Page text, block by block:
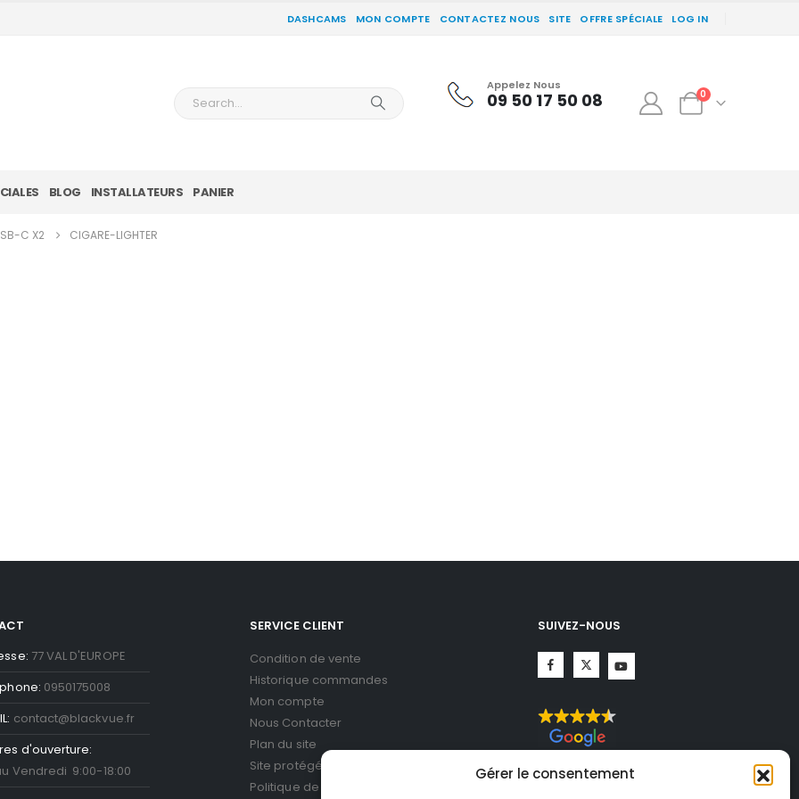
Gérer le consentement
DASHCAMS MON COMPTE CONTACTEZ NOUS SITE OFFRE SPÉCIALE LOG IN
Appelez Nous
09 50 17 50 08 0
BLOG INSTALLATEURS PANIER
C X2 CIGARE-LIGHTER
77 VAL D'EUROPE
0950175008
contact@blackvue.fr
d'ouverture:
Vendredi 9:00-18:00
SERVICE CLIENT
Condition de vente
Historique commandes
Mon compte
Nous Contacter
Plan du site
Site protégé par reCAPTCHA.
Politique de confidentialité
SUIVEZ-NOUS